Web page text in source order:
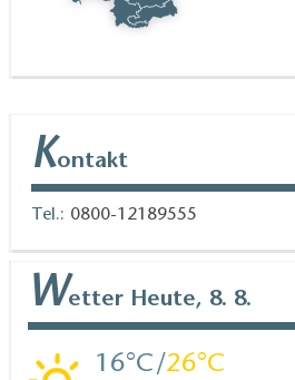
Kontakt
Tel.: 0800-12189555
Wetter Heute, 8. 8.
16 26